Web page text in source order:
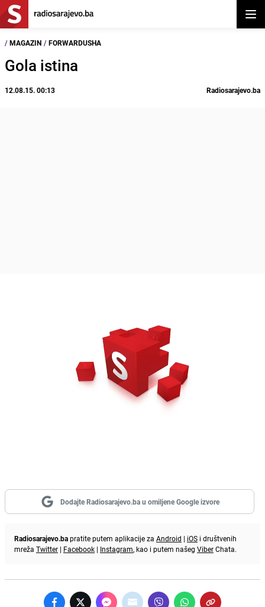
/ MAGAZIN / FORWARDUSHA
Gola istina
12.08.15. 00:13 Radiosarajevo.ba
Dodajte Radiosarajevo.ba u omiljene Google izvore
Radiosarajevo.bapratite putem aplikacije za Android | iOS i društvenih
mreža Twitter | Facebook | Instagram, kao i putem našeg ViberChata.